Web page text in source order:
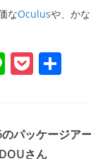
なOculusや、か
Li P
et
パッケージア
さん